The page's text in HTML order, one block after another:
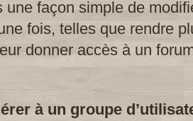
une façon simple de
fois, telles que rendre
donner accès à un
à un groupe